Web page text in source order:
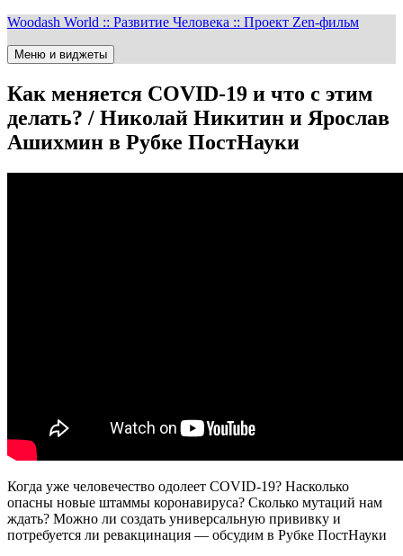
Перейти
содержимому
Woodash World :: Развитие Человека :: Проект Zen-фильм
Меню и виджеты
Как меняется COVID-19 и что с этим
делать? / Николай Никитин и Ярослав
Ашихмин в Рубке ПостНауки
Когда уже человечество одолеет COVID-19? Насколько
опасны новые штаммы коронавируса? Сколько мутаций нам
ждать? Можно ли создать универсальную прививку и
потребуется ли ревакцинация — обсудим в Рубке ПостНауки